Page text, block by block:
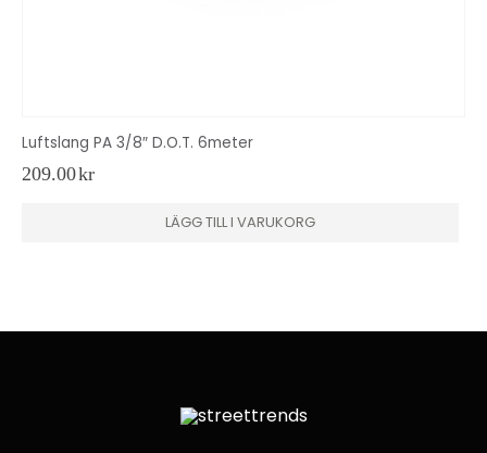
Luftslang PA 3/8″ D.O.T. 6meter
209.00kr
LÄGG TILL I VARUKORG